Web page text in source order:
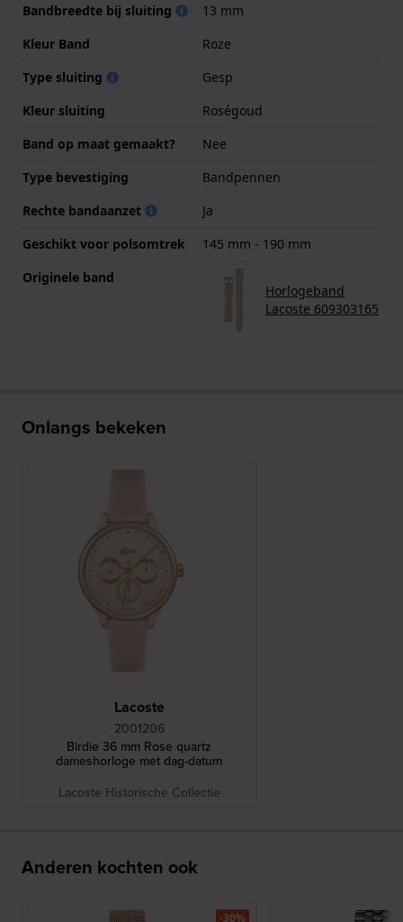
Bandbreedte bij sluiting
13 mm
Kleur Band
Roze
Type sluiting
Gesp
Kleur sluiting
Roségoud
Band op maat gemaakt?
Nee
Type bevestiging
Bandpennen
Rechte bandaanzet
Ja
Geschikt voor polsomtrek
145 mm - 190 mm
Originele band
Horlogeband
Lacoste 609303165
Onlangs bekeken
Lacoste
2001206
Birdie 36 mm Rose quartz
dameshorloge met dag-datum
Lacoste Historische Collectie
Anderen kochten ook
-30%